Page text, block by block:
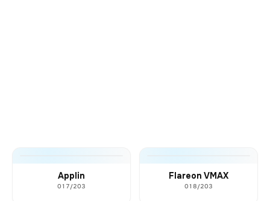
Applin
017/203
Flareon VMAX
018/203